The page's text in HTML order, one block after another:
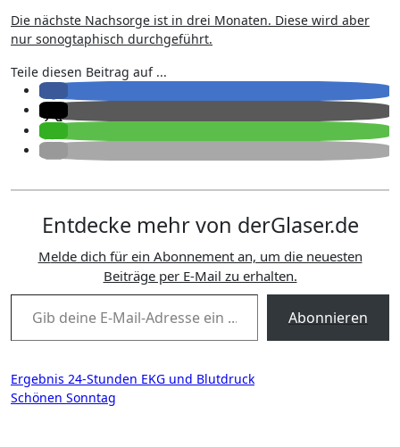
Die nächste Nachsorge ist in drei Monaten. Diese wird aber
nur sonogtaphisch durchgeführt.
Teile diesen Beitrag auf ...
Entdecke mehr von derGlaser.de
Melde dich für ein Abonnement an, um die neuesten
Beiträge per E-Mail zu erhalten.
Gib deine E-Mail-Adresse ein ...
Abonnieren
Beitragsnavigation
Ergebnis 24-Stunden EKG und Blutdruck
Schönen Sonntag